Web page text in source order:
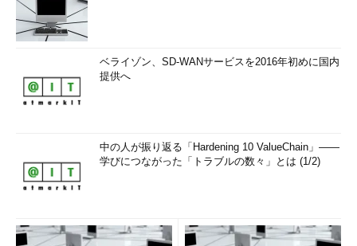
ベライゾン、SD-WANサービスを2016年初めに国内
提供へ
中の人が振り返る「Hardening 10 ValueChain」――
学びにつながった「トラブルの数々」とは (1/2)